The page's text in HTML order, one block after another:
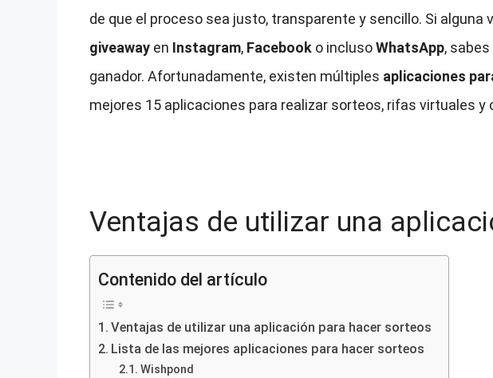
de que el proceso sea justo, transparente y sencillo. Si alguna
giveaway en Instagram, Facebook o inclusoWhatsApp,
ganador. Afortunadamente, existen múltiples aplicaciones
mejores 15 aplicaciones para realizar sorteos, rifas virtuales
Ventajas de utilizar una
Contenido del artículo
Ventajas de utilizar una aplicación para hacer sorteos
Lista de las mejores aplicaciones para hacer sorteos
Wishpond